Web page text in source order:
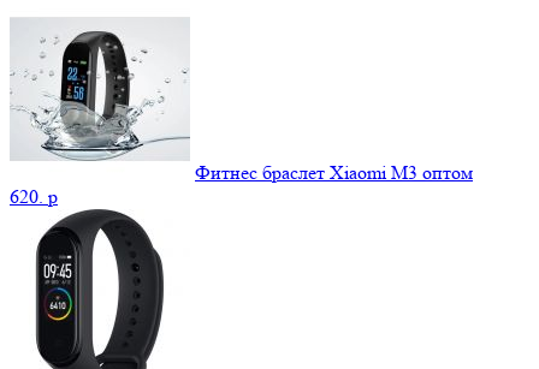
Фитнес браслет Xiaomi М3 оптом
620. p